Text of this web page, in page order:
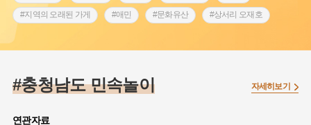
#지역의 오래된 가게 #애민 #문화유산 #상서리 오재호
#조선 시대 사회
#허준 #28독립선언 #온달 #지명유래
#여성독립운동가
#충청남도 민속놀이
연관자료
자세히보기